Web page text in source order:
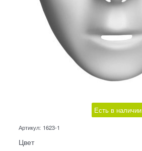
Есть в наличии
Артикул: 1623-1
Цвет